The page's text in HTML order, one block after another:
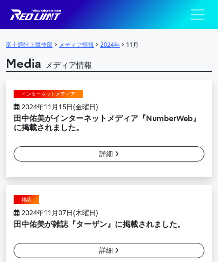
メインナビゲーション
陸上競技部 –
富士通陸上競技部 > メディア情報 > 2024年 > 11月
Media メディア情報
インターネットメディア
2024年11月15日(金曜日)
田中佑美がインターネットメディア『NumberWeb』
に掲載されました。
詳細
雑誌
2024年11月07日(木曜日)
田中佑美が雑誌『ターザン』に掲載されました。
詳細